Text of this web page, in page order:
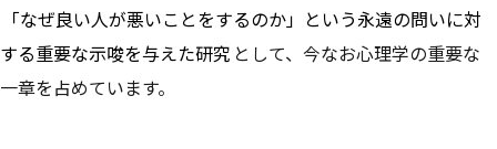
「なぜ良い人が悪いことをするのか」という永遠の問いに対
する重要な示唆を与えた研究 として、今なお心理学の重要な
一章を占めています。